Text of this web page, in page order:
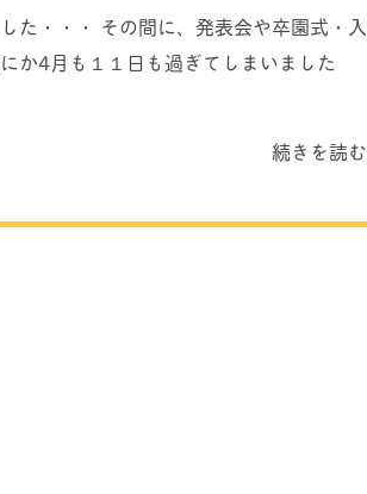
た・・・ その間に、発表会や卒園式・入
か4月も１１日も過ぎてしまいました
続きを読む